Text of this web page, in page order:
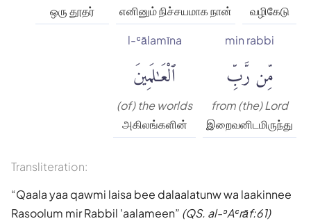
வழிகேடு
எனினும் நிச்சயமாக நான்
ஒரு தூதர்
min rabbi
مِّن رَّبِّ
from (the) Lord
இறைவனிடமிருந்து
l-ʿālamīna
ٱلْعَٰلَمِينَ
(of) the worlds
அகிலங்களின்
Transliteration:
Qaala yaa qawmi laisa bee dalaalatunw wa laakinnee
Rasoolum mir Rabbil 'aalameen (QS. al-ʾAʿrāf:61)